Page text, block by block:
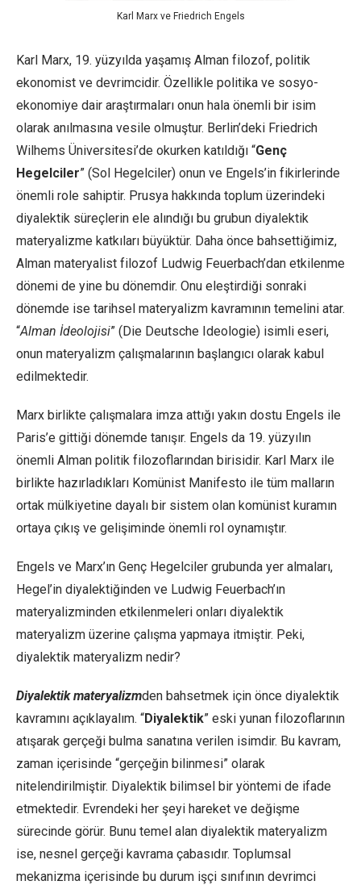
Karl Marx ve Friedrich Engels
Karl Marx, 19. yüzyılda yaşamış Alman filozof, politik
ekonomist ve devrimcidir. Özellikle politika ve sosyo-
ekonomiye dair araştırmaları onun hala önemli bir isim
olarak anılmasına vesile olmuştur. Berlin’deki Friedrich
Wilhems Üniversitesi’de okurken katıldığı “Genç
Hegelciler” (Sol Hegelciler) onun ve Engels’in fikirlerinde
önemli role sahiptir. Prusya hakkında toplum üzerindeki
diyalektik süreçlerin ele alındığı bu grubun diyalektik
materyalizme katkıları büyüktür. Daha önce bahsettiğimiz,
Alman materyalist filozof Ludwig Feuerbach’dan etkilenme
dönemi de yine bu dönemdir. Onu eleştirdiği sonraki
dönemde ise tarihsel materyalizm kavramının temelini atar.
“Alman İdeolojisi” (Die Deutsche Ideologie) isimli eseri,
onun materyalizm çalışmalarının başlangıcı olarak kabul
edilmektedir.
Marx birlikte çalışmalara imza attığı yakın dostu Engels ile
Paris’e gittiği dönemde tanışır. Engels da 19. yüzyılın
önemli Alman politik filozoflarından birisidir. Karl Marx ile
birlikte hazırladıkları Komünist Manifesto ile tüm malların
ortak mülkiyetine dayalı bir sistem olan komünist kuramın
ortaya çıkış ve gelişiminde önemli rol oynamıştır.
Engels ve Marx’ın Genç Hegelciler grubunda yer almaları,
Hegel’in diyalektiğinden ve Ludwig Feuerbach’ın
materyalizminden etkilenmeleri onları diyalektik
materyalizm üzerine çalışma yapmaya itmiştir. Peki,
diyalektik materyalizm nedir?
Diyalektik materyalizmden bahsetmek için önce diyalektik
kavramını açıklayalım. “Diyalektik” eski yunan filozoflarının
atışarak gerçeği bulma sanatına verilen isimdir. Bu kavram,
zaman içerisinde “gerçeğin bilinmesi” olarak
nitelendirilmiştir. Diyalektik bilimsel bir yöntemi de ifade
etmektedir. Evrendeki her şeyi hareket ve değişme
sürecinde görür. Bunu temel alan diyalektik materyalizm
ise, nesnel gerçeği kavrama çabasıdır. Toplumsal
mekanizma içerisinde bu durum işçi sınıfının devrimci